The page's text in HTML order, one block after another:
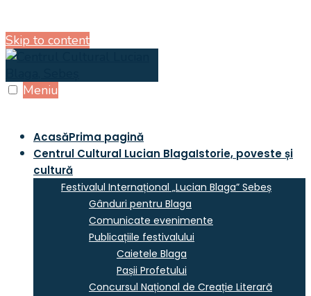
Skip to content
Meniu
AcasăPrima pagină
Centrul Cultural Lucian BlagaIstorie, poveste și
cultură
Festivalul Internațional „Lucian Blaga” Sebeș
Gânduri pentru Blaga
Comunicate evenimente
Publicațiile festivalului
Caietele Blaga
Pașii Profetului
Concursul Național de Creație Literară